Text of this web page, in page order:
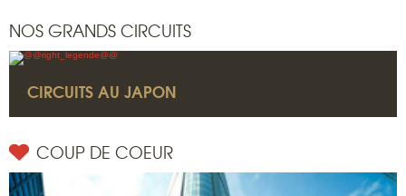
NOS GRANDS CIRCUITS
CIRCUITS AU JAPON
COUP DE COEUR